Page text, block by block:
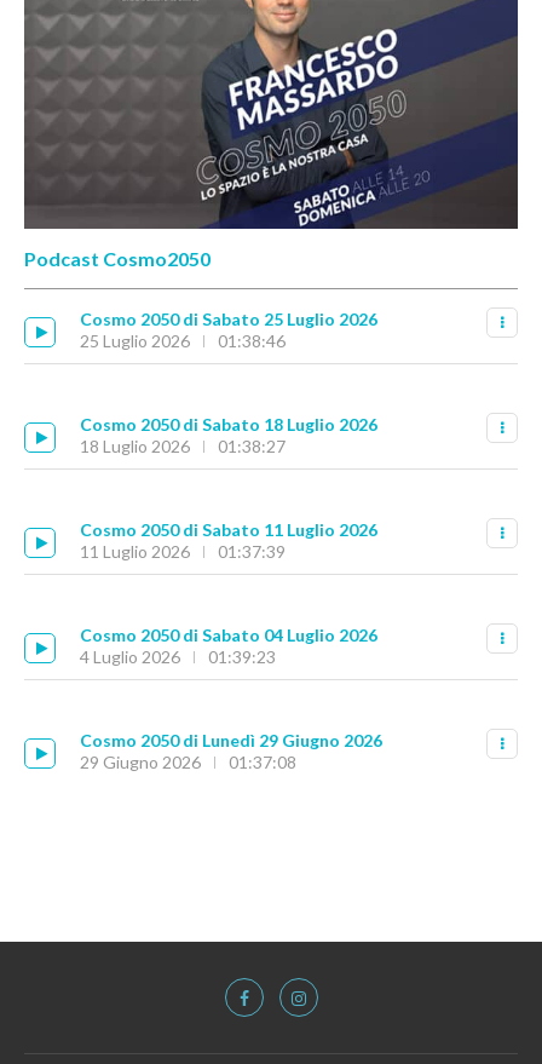
Podcast Cosmo2050
Cosmo 2050 di Sabato 25 Luglio 2026
25 Luglio 2026
01:38:46
Cosmo 2050 di Sabato 18 Luglio 2026
18 Luglio 2026
01:38:27
Cosmo 2050 di Sabato 11 Luglio 2026
11 Luglio 2026
01:37:39
Cosmo 2050 di Sabato 04 Luglio 2026
4 Luglio 2026
01:39:23
Cosmo 2050 di Lunedì 29 Giugno 2026
29 Giugno 2026
01:37:08